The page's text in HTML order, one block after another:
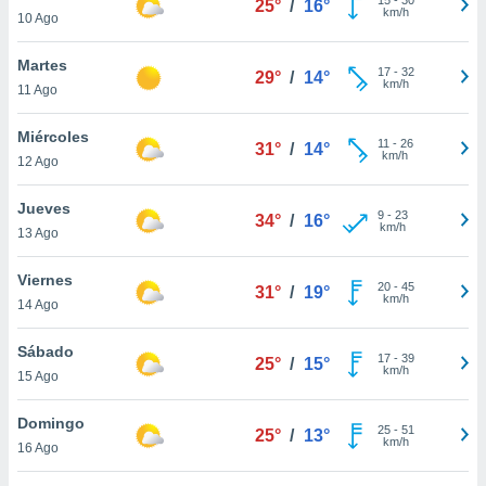
más
nuestra
y
de
disponible
cookies
aceptar
10 Ago
25° / 16°
km/h
Martes
11 Ago
29° / 14° 17- 32
km/h
Miércoles
12 Ago
31° / 14° 11 - 26
km/h
Jueves
13 Ago
34° / 16° 9- 23
km/h
Viernes
14 Ago
31° / 19° 20- 45
km/h
Sábado
15 Ago
25° / 15° 17- 39
km/h
Domingo
16 Ago
25° / 13° 25- 51
km/h